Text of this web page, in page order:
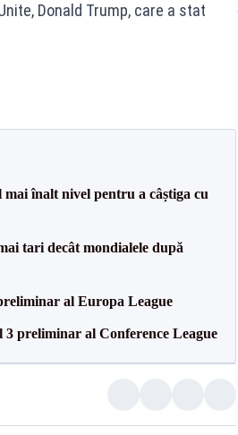
Donald Trump, care a stat
înalt nivel pentru a câștiga cu
tari decât mondialele după
al Europa League
preliminar al Conference League